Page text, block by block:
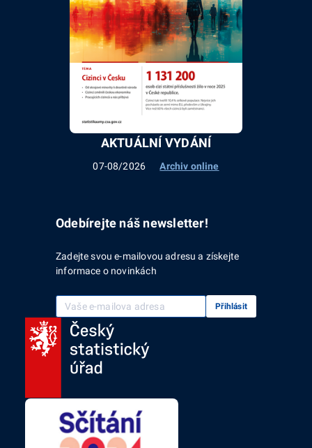
AKTUÁLNÍ VYDÁNÍ
07-08/2026 Archiv online
Odebírejte náš newsletter!
Zadejte svou e-mailovou adresu a získejte
informace o novinkách
Vaše e-mailová adresa Přihlásit